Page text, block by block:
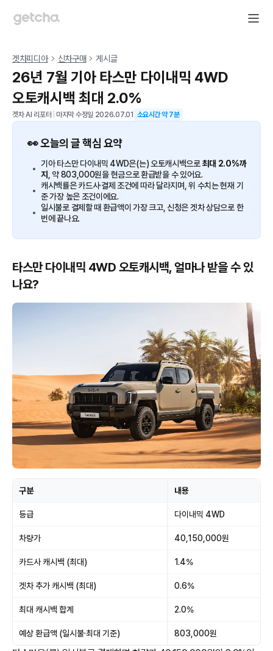
겟차피디아 신차구매 게시글
26년 7월 기아 타스만 다이내믹 4WD
오토캐시백 최대 2.0%
겟차 AI 리포터 마지막 수정일 2026.07.01 소요시간 약7분
👀 오늘의 글 핵심 요약
기아 타스만 다이내믹 4WD은(는) 오토캐시백으로 최대 2.0%까
지 , 약 803,000원을 현금으로 환급받을 수 있어요.
캐시백률은 카드사·결제 조건에 따라 달라지며, 위 수치는 현재 기
준 가장 높은 조건이에요.
일시불로 결제할 때 환급액이 가장 크고, 신청은 겟차 상담으로 한
번에 끝나요.
타스만 다이내믹 4WD 오토캐시백, 얼마나 받을 수 있
나요?
구분 내용
등급 다이내믹 4WD
차량가 40,150,000원
카드사 캐시백 (최대) 1.4%
겟차 추가 캐시백 (최대) 0.6%
최대 캐시백 합계 2.0%
예상 환급액 (일시불·최대 기준) 803,000원